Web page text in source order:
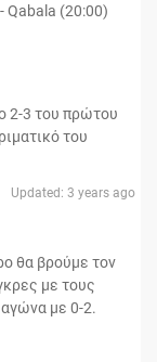
Qabala (20:00)
2-3 του πρώτου
του
Updated: 3 years ago
θα βρούμε τον
με τους
με 0-2.